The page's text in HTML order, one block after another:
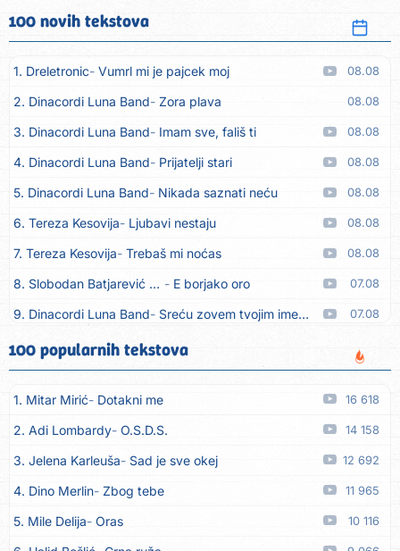
100 novih tekstova
1. Dreletronic Vumrl mi je pajcek moj 08.08
2. Dinacordi Luna Band Zora plava 08.08
3. Dinacordi Luna Band Imam sve, fališ ti 08.08
4. Dinacordi Luna Band Prijatelji stari 08.08
5. Dinacordi Luna Band Nikada saznati neću 08.08
6. Tereza Kesovija Ljubavi nestaju 08.08
7. Tereza Kesovija Trebaš mi noćas 08.08
8. Slobodan Batjarević Čobe E borjako oro 07.08
9. Dinacordi Luna Band Sreću zovem tvojim imenom (feat. Kristina Smetko) 07.08
10. Dinacordi Luna Band Tamburaši (feat. Kristina Smetko)
11. Dinacordi Luna Band Tvoja šutnja (feat. Kristina Smetko) 07.08
12. Tamara Brusić Neću kuhat´, neću prat´ 07.08
13. Grupa TNT Rijeka Via Roma, nikad doma 07.08
14. Zaim Imamović Kada moja mladost prođe 07.08
15. Azra Husarkić Do zadnje kapi 07.08
16. Dinacordi Luna Band 07.08
100 popularnih tekstova
1. Mitar Mirić Dotakni me 16 618
2. Adi Lombardy O.S.D.S. 14 158
3. Jelena Karleuša Sad je sve okej 12 692
4. Dino Merlin Zbog tebe 11 965
5. Mile Delija Oras 10 116